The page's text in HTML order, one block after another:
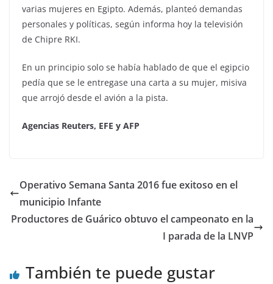
varias mujeres en Egipto. Además, planteó demandas
personales y políticas, según informa hoy la televisión
de Chipre RKI.
En un principio solo se había hablado de que el egipcio
pedía que se le entregase una carta a su mujer, misiva
que arrojó desde el avión a la pista.
Agencias Reuters, EFE y AFP
Operativo Semana Santa 2016 fue exitoso en el
municipio Infante
Productores de Guárico obtuvo el campeonato en la
I parada de la LNVP
También te puede gustar